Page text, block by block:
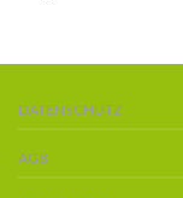
DATENSCHUTZ
AGB